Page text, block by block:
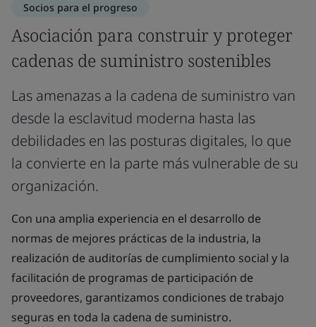
Socios para el progreso
Asociación para construir y proteger
cadenas de suministro sostenibles
Las amenazas a la cadena de suministro van
desde la esclavitud moderna hasta las
debilidades en las posturas digitales, lo que
la convierte en la parte más vulnerable de su
organización.
Con una amplia experiencia en el desarrollo de
normas de mejores prácticas de la industria, la
realización de auditorías de cumplimiento social y la
facilitación de programas de participación de
proveedores, garantizamos condiciones de trabajo
seguras en toda la cadena de suministro.